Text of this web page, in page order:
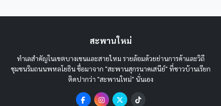
สะพานใหม่
ทำเลสำคัญในเขตบางเขนและสายไหม รายล้อมด้วยย่านการค้าและวิถี
ชุมชนริมถนนพหลโยธิน ชื่อมาจาก "สะพานสุกรนาคเสนีย์" ที่ชาวบ้านเรียก
ติดปากว่า "สะพานใหม่" นั่นเอง